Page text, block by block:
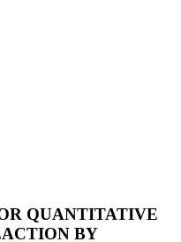
QUANTITATIVE
BY